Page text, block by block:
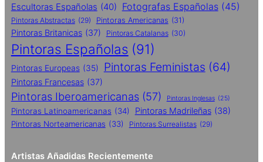
Escultoras Españolas (40) Fotografas Españolas (45)
Pintoras Abstractas (29) Pintoras Americanas (31)
Pintoras Britanicas (37) Pintoras Catalanas (30)
Pintoras Españolas (91)
Pintoras Europeas (35) Pintoras Feministas (64)
Pintoras Francesas (37)
Pintoras Iberoamericanas (57) Pintoras Inglesas (25)
Pintoras Latinoamericanas (34) Pintoras Madrileñas (38)
Pintoras Norteamericanas (33) Pintoras Surrealistas (29)
Artistas Añadidas Recientemente